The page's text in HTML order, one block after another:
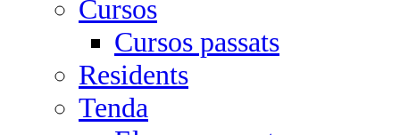
Cursos
Cursos passats
Residents
Tenda